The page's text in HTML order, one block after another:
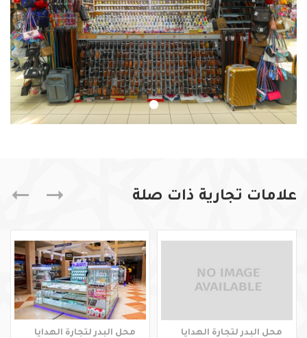
علامات تجارية ذات صلة
محل البدر لتجارة الهدايا
محل البدر لتجارة الهدايا